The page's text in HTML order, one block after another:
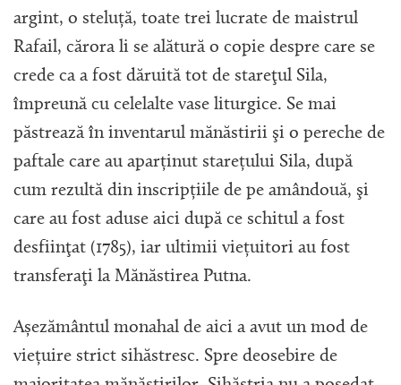
argint, o steluță, toate trei lucrate de maistrul
Rafail, cărora li se alătură o copie despre care se
crede ca a fost dăruită tot de stareţul Sila,
împreună cu celelalte vase liturgice. Se mai
păstrează în inventarul mănăstirii şi o pereche de
paftale care au aparținut starețului Sila, după
cum rezultă din inscripțiile de pe amândouă, şi
care au fost aduse aici după ce schitul a fost
desfiinţat (1785), iar ultimii viețuitori au fost
transferaţi la Mănăstirea Putna.
Așezământul monahal de aici a avut un mod de
viețuire strict sihăstresc. Spre deosebire de